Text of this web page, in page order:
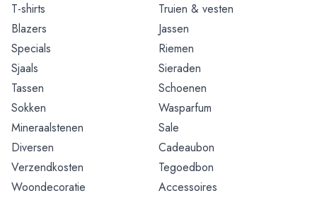
T-shirts
Truien & vesten
Blazers
Jassen
Specials
Riemen
Sjaals
Sieraden
Tassen
Schoenen
Sokken
Wasparfum
Mineraalstenen
Sale
Diversen
Cadeaubon
Verzendkosten
Tegoedbon
Woondecoratie
Accessoires